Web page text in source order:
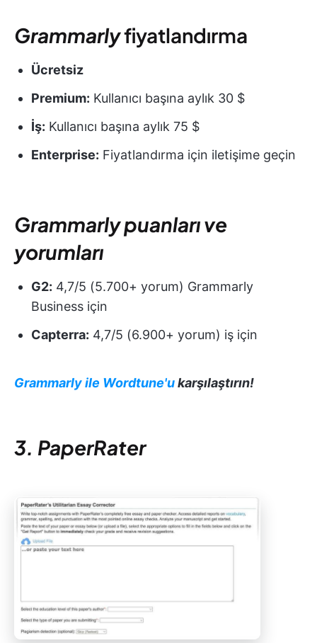
Grammarlyfiyatlandırma
Ücretsiz
Premium: Kullanıcı başına aylık 30 $
İş: Kullanıcı başına aylık 75 $
Enterprise: Fiyatlandırma için iletişime geçin
Grammarly puanları ve
yorumları
G2: 4,7/5 (5.700+ yorum) Grammarly
Business için
Capterra: 4,7/5 (6.900+ yorum) iş için
Grammarly ile Wordtune'ukarşılaştırın!
3. PaperRater